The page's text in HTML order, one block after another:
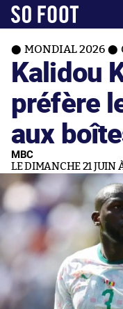
MONDIAL 2026
Kalidou
préfère
aux
MBC
LE DIMANCHE 21 JUIN À